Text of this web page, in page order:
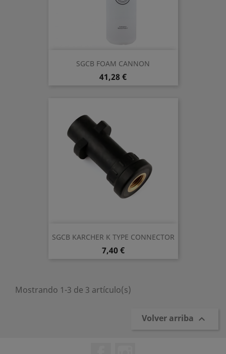
SGCB FOAM CANNON
Precio
41,28 €
SGCB KARCHER K TYPE CONNECTOR
Precio
7,40 €
Mostrando 1-3 de 3 artículo(s)
Volver arriba 